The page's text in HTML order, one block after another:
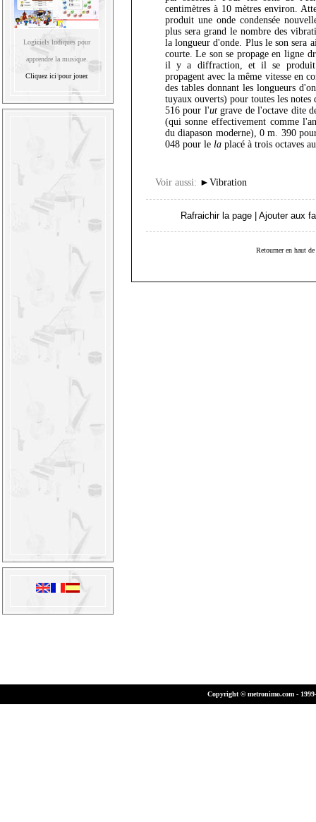
Logiciels ludiques pour
apprendre la musique.
Cliquez ici pour jouer.
centimètres à 10 mètres environ.
produit une onde condensée
plus sera grand le nombre des
la longueur d'onde. Plus le son sera
courte. Le son se propage en ligne
il y a diffraction, et il se produit
propagent avec la même vitesse en
des tables donnant les longueurs
tuyaux ouverts) pour toutes les
516 pour l'utgrave de l'octave dite
(qui sonne effectivement comme
du diapason moderne), 0 m. 390
048 pour le laplacé à trois octaves
Voir aussi: ► Vibration
Rafraichir la page Ajouter aux
Retourner en haut de
Copyright © metronimo.com -